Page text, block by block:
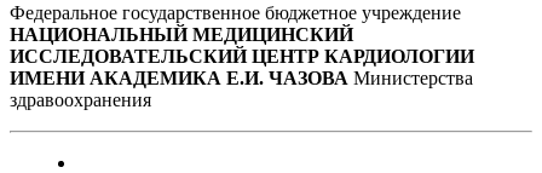
Федеральное государственное бюджетное учреждение
НАЦИОНАЛЬНЫЙ МЕДИЦИНСКИЙ
ИССЛЕДОВАТЕЛЬСКИЙ ЦЕНТР КАРДИОЛОГИИ
ИМЕНИ АКАДЕМИКА Е.И. ЧАЗОВА Министерства
здравоохранения